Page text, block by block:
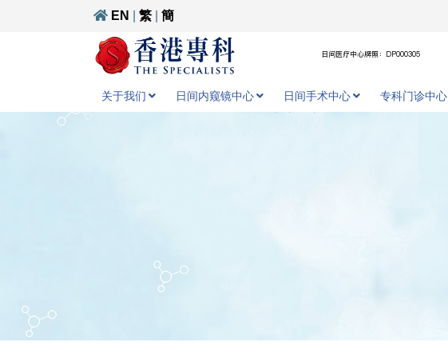
EN 繁 簡
日间医疗中心牌照：DP000305
关于我们 日间内窥镜中心 日间手术中心 专科门诊中心